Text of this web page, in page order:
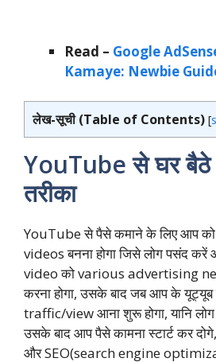
Read – Google
Kamaye: Newbie
लेख-सूची (Table of Contents) [
YouTubeसे घर
तरीका
YouTube से पैसे कमाने के लिए आप
videos बनना होगा जिसे लोग पसंद
video को various advertising
करना होगा, उसके बाद जब आप के यूट्यूब
traffic/view आना शुरू होगा, यानि लोग
उसके बाद आप पैसे कामना स्टार्ट कर
और SEO(search engine